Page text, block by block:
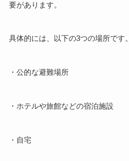
要があります。
具体的には、以下の3つの場所です。
・公的な避難場所
・ホテルや旅館などの宿泊施設
・自宅